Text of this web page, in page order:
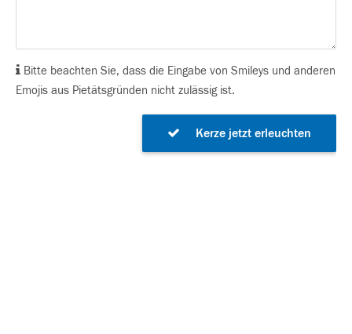
Bitte beachten Sie, dass die Eingabe von Smileys und anderen
Emojis aus Pietätsgründen nicht zulässig ist.
Kerze jetzt erleuchten